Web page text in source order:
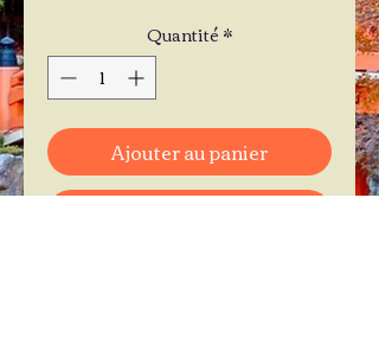
Quantité*
Ajouter au panier